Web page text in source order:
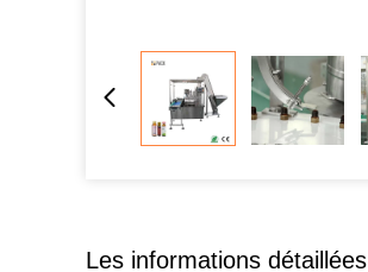
Les informations détaillées